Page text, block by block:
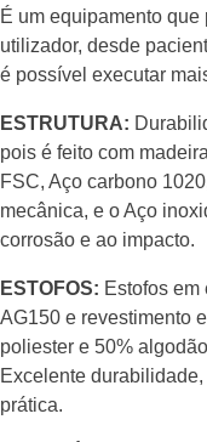
É um equipamento
utilizador, desde
é possível executar
ESTRUTURA:
pois é feito com
FSC, Aço carbono
mecânica, e o Aço
corrosão e ao impacto.
ESTOFOS: Estofos
AG150 e revestimento
poliester e 50%
Excelente
prática.